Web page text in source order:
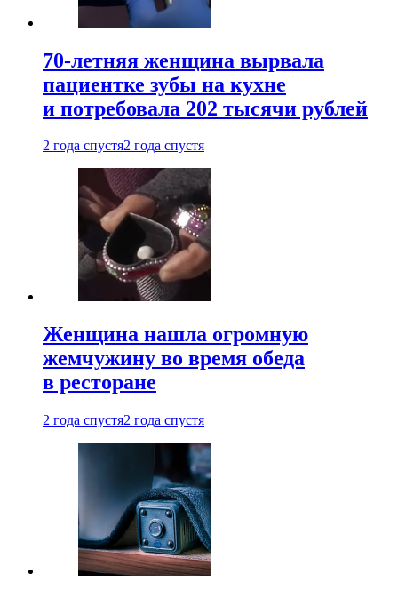
70-летняя женщина вырвала
пациентке зубы на кухне
и потребовала 202 тысячи рублей
2 года спустя2 года спустя
Женщина нашла огромную
жемчужину во время обеда
в ресторане
2 года спустя2 года спустя